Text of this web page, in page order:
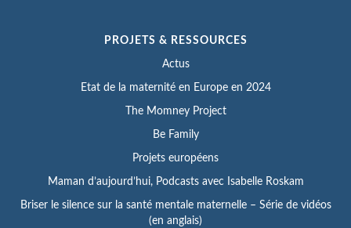
PROJETS & RESSOURCES
Actus
Etat de la maternité en Europe en 2024
The Momney Project
Be Family
Projets européens
Maman d’aujourd’hui, Podcasts avec Isabelle Roskam
Briser le silence sur la santé mentale maternelle – Série de vidéos
(en anglais)